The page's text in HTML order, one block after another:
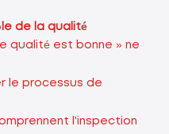
de la qualité
qualité est bonne » ne
le processus de
l'inspection